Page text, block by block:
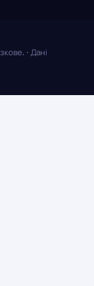
· Дані